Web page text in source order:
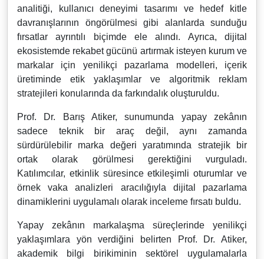
analitiği, kullanıcı deneyimi tasarımı ve hedef kitle
davranışlarının öngörülmesi gibi alanlarda sunduğu
fırsatlar ayrıntılı biçimde ele alındı. Ayrıca, dijital
ekosistemde rekabet gücünü artırmak isteyen kurum ve
markalar için yenilikçi pazarlama modelleri, içerik
üretiminde etik yaklaşımlar ve algoritmik reklam
stratejileri konularında da farkındalık oluşturuldu.
Prof. Dr. Barış Atiker, sunumunda yapay zekânın
sadece teknik bir araç değil, aynı zamanda
sürdürülebilir marka değeri yaratımında stratejik bir
ortak olarak görülmesi gerektiğini vurguladı.
Katılımcılar, etkinlik süresince etkileşimli oturumlar ve
örnek vaka analizleri aracılığıyla dijital pazarlama
dinamiklerini uygulamalı olarak inceleme fırsatı buldu.
Yapay zekânın markalaşma süreçlerinde yenilikçi
yaklaşımlara yön verdiğini belirten Prof. Dr. Atiker,
akademik bilgi birikiminin sektörel uygulamalarla